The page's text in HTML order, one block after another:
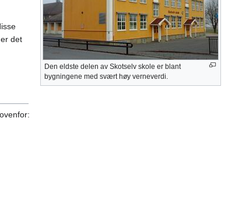
Den eldste delen av Skotselv skole er blant
bygningene med svært høy verneverdi.
det